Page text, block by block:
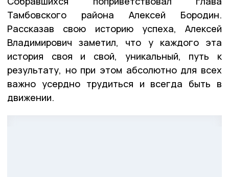
Тамбовского района Алексей Бородин.
Рассказав свою историю успеха, Алексей
Владимирович заметил, что у каждого эта
история своя и свой, уникальный, путь к
результату, но при этом абсолютно для всех
важно усердно трудиться и всегда быть в
движении.